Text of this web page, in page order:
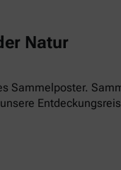
Natur
Sammelposter.